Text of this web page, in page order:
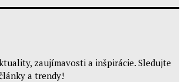
zaujímavosti a inšpirácie. Sledujte
a trendy!